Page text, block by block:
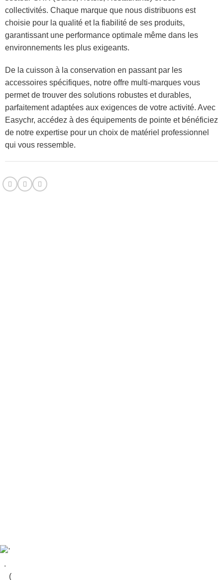
collectivités. Chaque marque que nous distribuons est
choisie pour la qualité et la fiabilité de ses produits,
garantissant une performance optimale même dans les
environnements les plus exigeants.
De la cuisson à la conservation en passant par les
accessoires spécifiques, notre offre multi-marques vous
permet de trouver des solutions robustes et durables,
parfaitement adaptées aux exigences de votre activité. Avec
Easychr, accédez à des équipements de pointe et bénéficiez
de notre expertise pour un choix de matériel professionnel
qui vous ressemble.